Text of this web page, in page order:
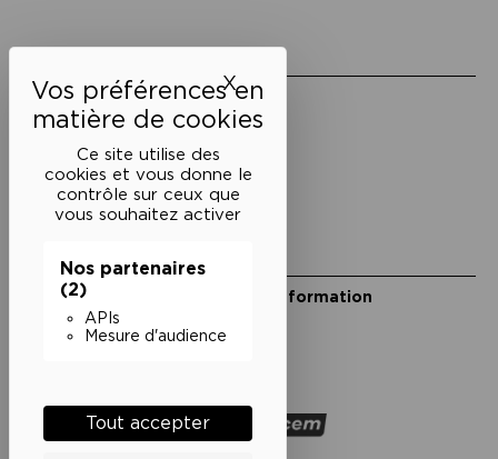
Ce site utilise des
cookies et vous donne le
contrôle sur ceux que
vous souhaitez activer
Nos partenaires
(2)
APIs
Mesure d'audience
Tout accepter
XMasquer le bandeau des
Mentions légales
Politique de confidentialité
Conditions générales de vente
Cookies
Restons en lien
Inscrivez-vous à notre lettre d’information
Suivez-nous sur les réseaux